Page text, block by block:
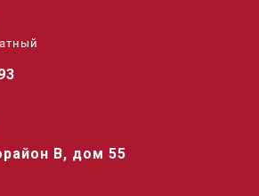
В, дом 55